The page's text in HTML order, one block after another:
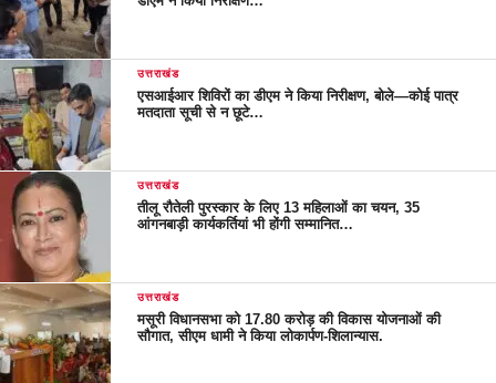
उत्तराखंड
एसआईआर शिविरों का डीएम ने किया निरीक्षण, बोले—कोई पात्र
मतदाता सूची से न छूटे…
उत्तराखंड
तीलू रौतेली पुरस्कार के लिए 13 महिलाओं का चयन, 35
आंगनबाड़ी कार्यकर्तियां भी होंगी सम्मानित…
उत्तराखंड
मसूरी विधानसभा को 17.80 करोड़ की विकास योजनाओं की
सौगात, सीएम धामी ने किया लोकार्पण-शिलान्यास.